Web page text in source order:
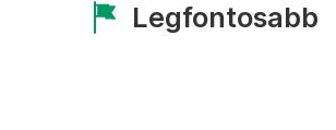
Legfontosabb